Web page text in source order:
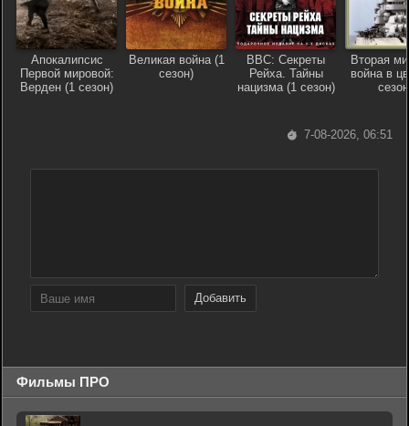
Апокалипсис
Первой мировой:
Верден (1 сезон)
Великая война (1
сезон)
BBC: Секреты
Рейха. Тайны
нацизма (1 сезон)
Вторая
война в
7-08-2026, 06:51
Добавить
Фильмы ПРО